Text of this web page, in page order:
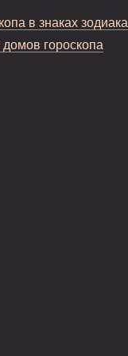
в знаках зодиака
гороскопа